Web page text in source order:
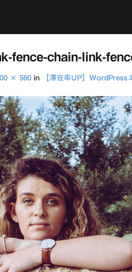
fence-chain-link-
× 560 in 【滞在率UP】WordPress